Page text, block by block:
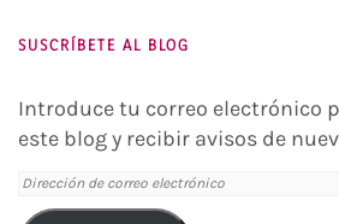
SUSCRÍBETE AL BLOG
Introduce tu correo electrónico
este blog y recibir avisos de
Dirección
de